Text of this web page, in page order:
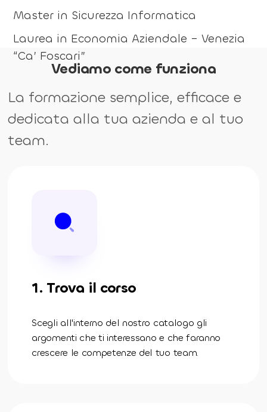
Master in Sicurezza Informatica
Laurea in Economia Aziendale – Venezia
“Ca’ Foscari”
Vediamo come funziona
La formazione semplice, efficace e
dedicata alla tua azienda e al tuo
team.
1. Trova il corso
Scegli all'interno del nostro catalogo gli
argomenti che ti interessano e che faranno
crescere le competenze del tuo team.